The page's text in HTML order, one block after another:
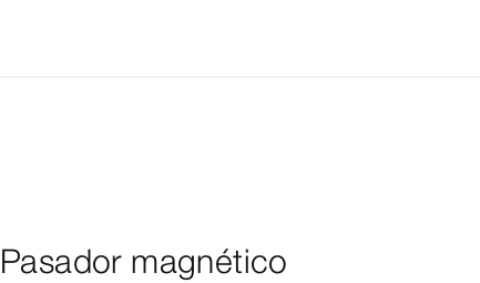
Pasador magnético